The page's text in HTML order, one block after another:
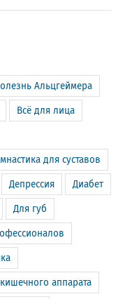
Альцгеймера
Всё для лица
для суставов
Депрессия Диабет
Для губ
аппарата